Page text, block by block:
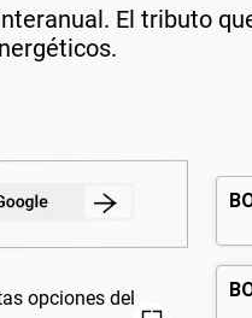
El tributo